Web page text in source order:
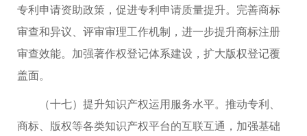
专利申请资助政策，促进专利申请质量提升。完善商标
审查和异议、评审审理工作机制，进一步提升商标注册
审查效能。加强著作权登记体系建设，扩大版权登记覆
盖面。
（十七）提升知识产权运用服务水平。推动专利、
商标、版权等各类知识产权平台的互联互通，加强基础